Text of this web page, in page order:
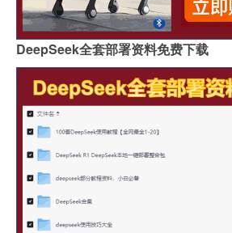
DeepSeek全套部署资料免费下载